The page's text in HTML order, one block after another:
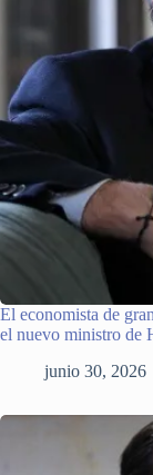
El economista de
el nuevo ministro de
junio 30, 2026